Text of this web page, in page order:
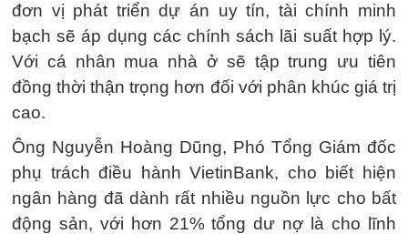
đơn vị phát triển dự án uy tín, tài chính minh
bạch sẽ áp dụng các chính sách lãi suất hợp lý.
Với cá nhân mua nhà ở sẽ tập trung ưu tiên
đồng thời thận trọng hơn đối với phân khúc giá trị
cao.
Ông Nguyễn Hoàng Dũng, Phó Tổng Giám đốc
phụ trách điều hành VietinBank, cho biết hiện
ngân hàng đã dành rất nhiều nguồn lực cho bất
động sản, với hơn 21% tổng dư nợ là cho lĩnh